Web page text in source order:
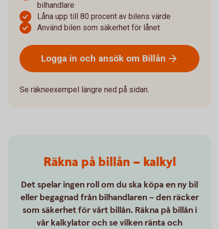
bilhandlare
Låna upp till 80 procent av bilens värde
Använd bilen som säkerhet för lånet
Logga in och ansök om Billån
Se räkneexempel längre ned på sidan.
Räkna på billån – kalkyl
Det spelar ingen roll om du ska köpa en ny bil
eller begagnad från bilhandlaren – den räcker
som säkerhet för vårt billån. Räkna på billån i
vår kalkylator och se vilken ränta och